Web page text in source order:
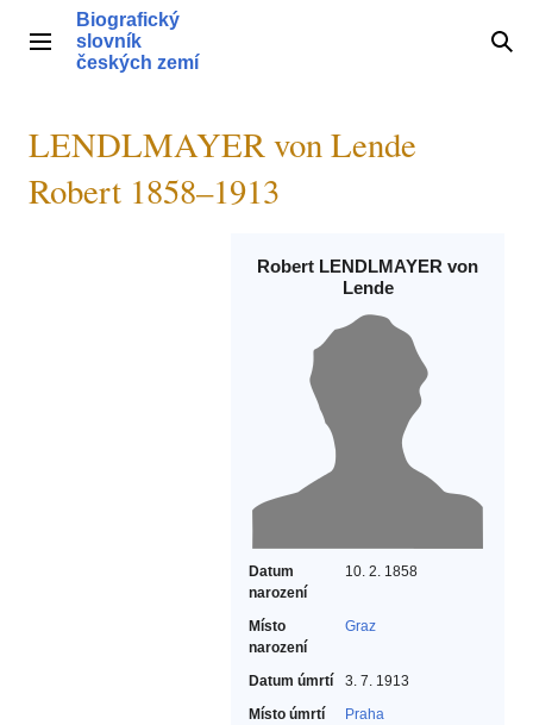
obsahHlavní menu
Biografický
slovník
českých zemí
LENDLMAYER von Lende
Robert 1858–1913
Robert LENDLMAYER von
Lende
Datum
narození
10. 2. 1858
Místo
narození
Graz
Datum úmrtí
3. 7. 1913
Místo úmrtí
Praha